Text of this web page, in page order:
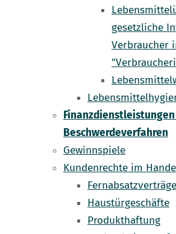
gesetzliche
Verbraucher
Beschwerdeverfahren
Gewinnspiele
Kundenrechte im
Fernabsatzverträge
Haustürgeschäfte
Produkthaftung